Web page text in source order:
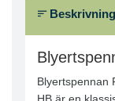
Beskrivning
Blyertspennan